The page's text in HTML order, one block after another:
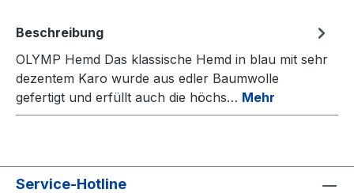
Beschreibung
OLYMP Hemd Das klassische Hemd in blau mit sehr
dezentem Karo wurde aus edler Baumwolle
gefertigt und erfüllt auch die höchs… Mehr
Service-Hotline